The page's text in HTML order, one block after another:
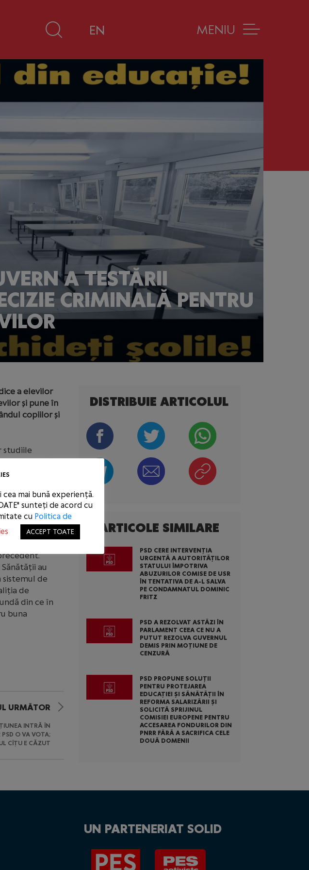
EN MENIU
A TESTĂRII
CRIMINALĂ PENTRU
a elevilor
și pune în
copiilor și
studiile
această
două teste
în
învățământ,
pandemie
au
sistemul de
de
din ce în
buna
URMĂTOR
INTRĂ ÎN
PSD O VA VOTA;
CÎȚU E CĂZUT
ARTICOLE SIMILARE
PSD CERE INTERVENȚIA
URGENTĂ A AUTORITĂȚILOR
STATULUI ÎMPOTRIVA
ABUZURILOR COMISE DE USR
ÎN TENTATIVA DE A-L SALVA
PE CONDAMNATUL DOMINIC
FRITZ
PSD A REZOLVAT ASTĂZI ÎN
PARLAMENT CEEA CE NU A
PUTUT REZOLVA GUVERNUL
DEMIS PRIN MOȚIUNE DE
CENZURĂ
PSD PROPUNE SOLUȚII
PENTRU PROTEJAREA
EDUCAȚIEI ȘI SĂNĂTĂȚII ÎN
REFORMA SALARIZĂRII ȘI
SOLICITĂ SPRIJINUL
COMISIEI EUROPENE PENTRU
ACCESAREA FONDURILOR DIN
PNRR FĂRĂ A SACRIFICA CELE
DOUĂ DOMENII
DISTRIBUIE ARTICOLUL
UN PARTENERIAT SOLID
mai bună experiență.
sunteți de acord cu
cu Politica de
ACCEPT TOATE